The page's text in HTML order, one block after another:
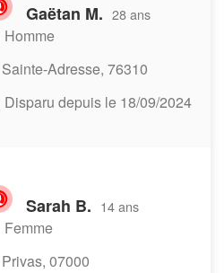
Gaëtan M. 28 ans
Homme
Sainte-Adresse, 76310
Disparu depuis le 18/09/2024
Sarah B. 14 ans
Femme
Privas, 07000